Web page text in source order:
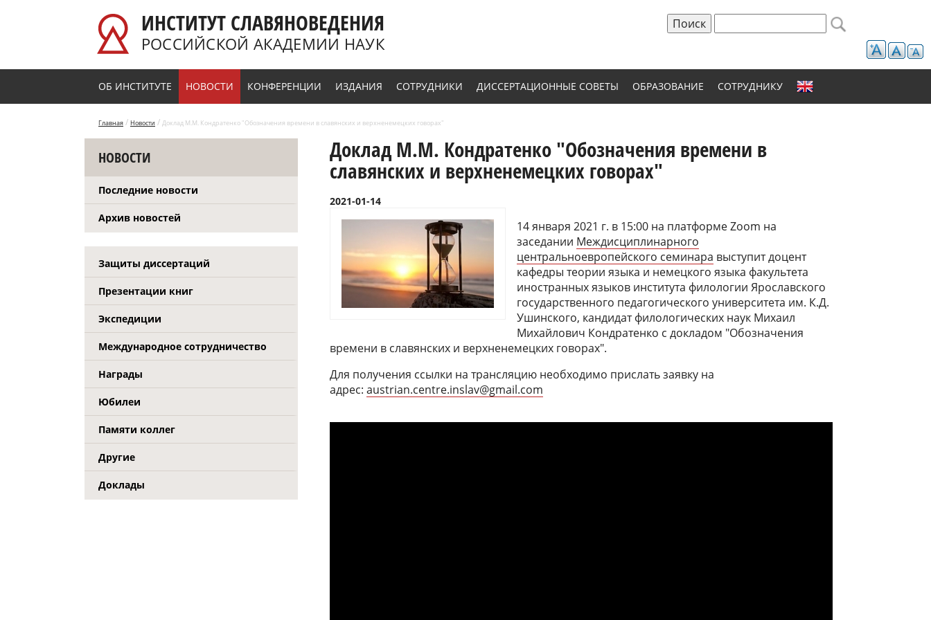
ИНСТИТУТ СЛАВЯНОВЕДЕНИЯ
РОССИЙСКОЙ АКАДЕМИИ НАУК Форма поиска
ОБ ИНСТИТУТЕ НОВОСТИ КОНФЕРЕНЦИИ ИЗДАНИЯ СОТРУДНИКИ ДИССЕРТАЦИОННЫЕ СОВЕТЫ ОБРАЗОВАНИЕ СОТРУДНИКУ
Главная / Новости / Доклад М.М. Кондратенко "Обозначения времени в славянских и верхненемецких говорах"
НОВОСТИ
Последние новости
Архив новостей
Защиты диссертаций
Презентации книг
Экспедиции
Международное сотрудничество
Награды
Юбилеи
Памяти коллег
Другие
Доклады
Доклад М.М. Кондратенко "Обозначения времени в
славянских и верхненемецких говорах"
2021-01-14
14 января 2021 г. в 15:00 на платформе Zoom на
заседании Междисциплинарного
центральноевропейского семинара выступит доцент
кафедры теории языка и немецкого языка факультета
иностранных языков института филологии Ярославского
государственного педагогического университета им. К.Д.
Ушинского, кандидат филологических наук Михаил
Михайлович Кондратенко с докладом "Обозначения
времени в славянских и верхненемецких говорах".
Для получения ссылки на трансляцию необходимо прислать заявку на
адрес: austrian.centre.inslav@gmail.com